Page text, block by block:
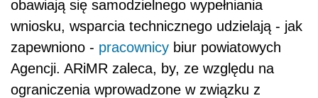
obawiają się samodzielnego wypełniania
wniosku, wsparcia technicznego udzielają - jak
zapewniono - pracownicy biur powiatowych
Agencji. ARiMR zaleca, by, ze względu na
ograniczenia wprowadzone w związku z